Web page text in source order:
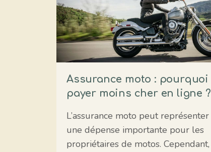
Assurance moto : pourquoi
payer moins cher en ligne ?
L’assurance moto peut représenter
une dépense importante pour les
propriétaires de motos. Cependant,